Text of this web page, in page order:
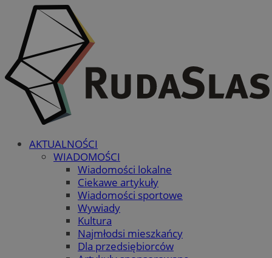
AKTUALNOŚCI
WIADOMOŚCI
Wiadomości lokalne
Ciekawe artykuły
Wiadomości sportowe
Wywiady
Kultura
Najmłodsi mieszkańcy
Dla przedsiębiorców